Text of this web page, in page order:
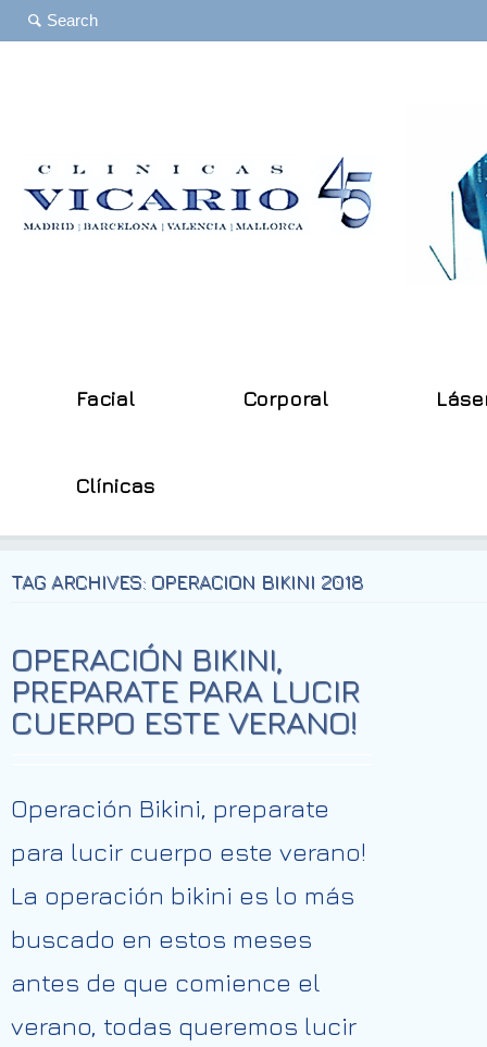
Facial Corporal
Clínicas
TAG ARCHIVES: OPERACION BIKINI 2018
OPERACIÓN BIKINI,
PREPARATE PARA LUCIR
CUERPO ESTE VERANO!
Operación Bikini, preparate
para lucir cuerpo este verano!
La operación bikini es lo más
buscado en estos meses
antes de que comience el
verano, todas queremos lucir